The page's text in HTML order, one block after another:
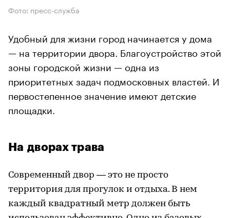
Фото: пресс-служба
Удобный для жизни город начинается у дома
— на территории двора. Благоустройство этой
зоны городской жизни — одна из
приоритетных задач подмосковных властей. И
первостепенное значение имеют детские
площадки.
На дворах трава
Современный двор — это не просто
территория для прогулок и отдыха. В нем
каждый квадратный метр должен быть